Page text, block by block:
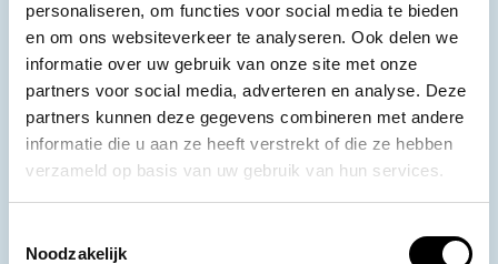
personaliseren, om functies voor social media te bieden
en om ons websiteverkeer te analyseren. Ook delen we
informatie over uw gebruik van onze site met onze
partners voor social media, adverteren en analyse. Deze
partners kunnen deze gegevens combineren met andere
informatie die u aan ze heeft verstrekt of die ze hebben
verzameld op basis van uw gebruik van hun services.
Noodzakelijk
Ons klantenservice staat voor je klaar.
Volg ons
Ontvang de nieuwste aanbiedingen en
promoties
Abonneer